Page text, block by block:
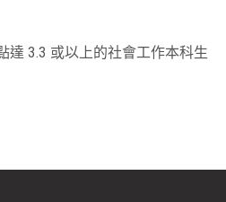
達 3.3 或以上的社會工作本科生